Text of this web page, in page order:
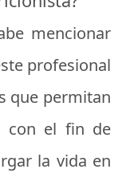
mencionar
profesional
que permitan
con el fin de
la vida en